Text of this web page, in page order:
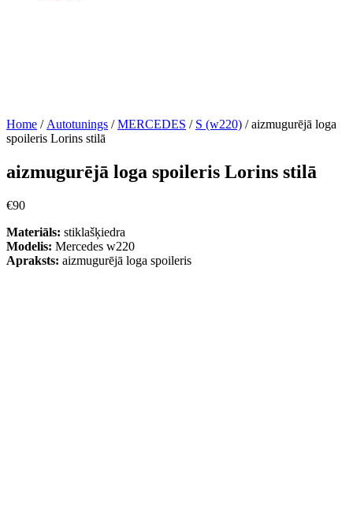
Home / Autotunings /MERCEDES / S (w220) / aizmugurējā loga
spoileris Lorins stilā
aizmugurējā loga spoileris Lorins stilā
€90
Materiāls: stiklašķiedra
Modelis: Mercedes w220
Apraksts: aizmugurējā loga spoileris